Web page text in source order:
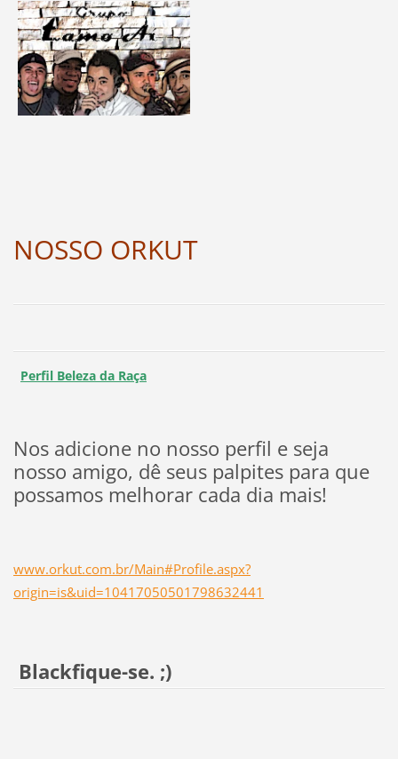
NOSSO ORKUT
Perfil Beleza da Raça
Nos adicione no nosso perfil e seja
nosso amigo, dê seus palpites para que
possamos melhorar cada dia mais!
www.orkut.com.br/Main#Profile.aspx?
origin=is&uid=10417050501798632441
Blackfique-se. ;)